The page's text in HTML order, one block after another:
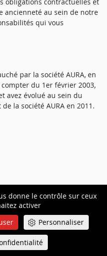
donne le contrôle sur ceux
activer
Personnaliser
ancienneté au sein de notre
qui vous
par la société AURA, en
du 1er février 2003,
avez évolué au sein du
la société AURA en 2011.
tenu du niveau de
poste, les griefs relevés